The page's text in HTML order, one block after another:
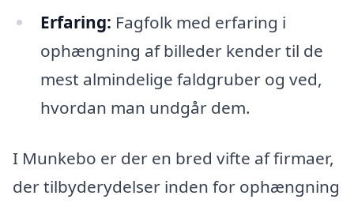
Erfaring: Fagfolk med erfaring i
ophængning af billeder kender til de
mest almindelige faldgruber og ved,
hvordan man undgår dem.
I Munkebo er der en bred vifte af firmaer,
der tilbyderydelser inden for ophængning